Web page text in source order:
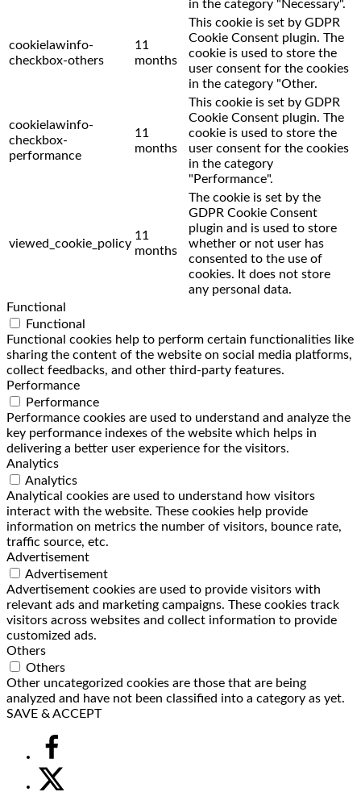
in the category "Necessary".
cookielawinfo-
checkbox-others
11
months
This cookie is set by GDPR
Cookie Consent plugin. The
cookie is used to store the
user consent for the cookies
in the category "Other.
cookielawinfo-
checkbox-
performance
11
months
This cookie is set by GDPR
Cookie Consent plugin. The
cookie is used to store the
user consent for the cookies
in the category
"Performance".
viewed_cookie_policy
11
months
The cookie is set by the
GDPR Cookie Consent
plugin and is used to store
whether or not user has
consented to the use of
cookies. It does not store
any personal data.
Functional
Functional
Functional cookies help to perform certain functionalities like
sharing the content of the website on social media platforms,
collect feedbacks, and other third-party features.
Performance
Performance
Performance cookies are used to understand and analyze the
key performance indexes of the website which helps in
delivering a better user experience for the visitors.
Analytics
Analytics
Analytical cookies are used to understand how visitors
interact with the website. These cookies help provide
information on metrics the number of visitors, bounce rate,
traffic source, etc.
Advertisement
Advertisement
Advertisement cookies are used to provide visitors with
relevant ads and marketing campaigns. These cookies track
visitors across websites and collect information to provide
customized ads.
Others
Others
Other uncategorized cookies are those that are being
analyzed and have not been classified into a category as yet.
SAVE & ACCEPT